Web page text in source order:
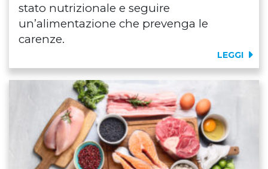
stato nutrizionale e seguire
un’alimentazione che prevenga le
carenze.
LEGGI